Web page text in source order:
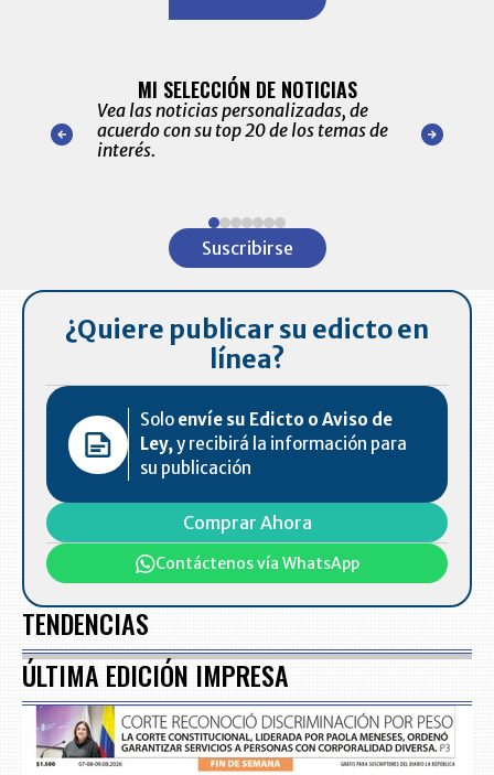
nuestro
para
MI SELECCIÓN DE NOTICIAS
Vea las noticias personalizadas, de
acuerdo con su top 20 de los temas de
interés.
de las
Suscribirse
¿Quiere publicar su edicto en
línea?
Solo envíe su Edicto o Aviso de
Ley,y recibirá la información para
su publicación
Comprar Ahora
Contáctenos vía WhatsApp
TENDENCIAS
ÚLTIMA EDICIÓN IMPRESA